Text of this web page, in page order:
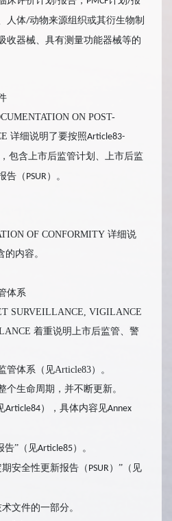
人体/动物来源组织或其衍生物制
收器械、具有测量功能器械等的
ON POST-
详细说明了要按照Article83-
包含上市后监管计划、上市后监
告（ PSUR）。
OF CONFORMITY 详细说
的内容。
体系
SURVEILLANCE, VIGILANCE
着重说明上市后监管、警
体系（见Article83）。
个生命周期，并不断更新。
Article84），具体内容见Annex
告”（见Article85）。
安全性更新报告（ PSUR）”（见
文件的一部分。